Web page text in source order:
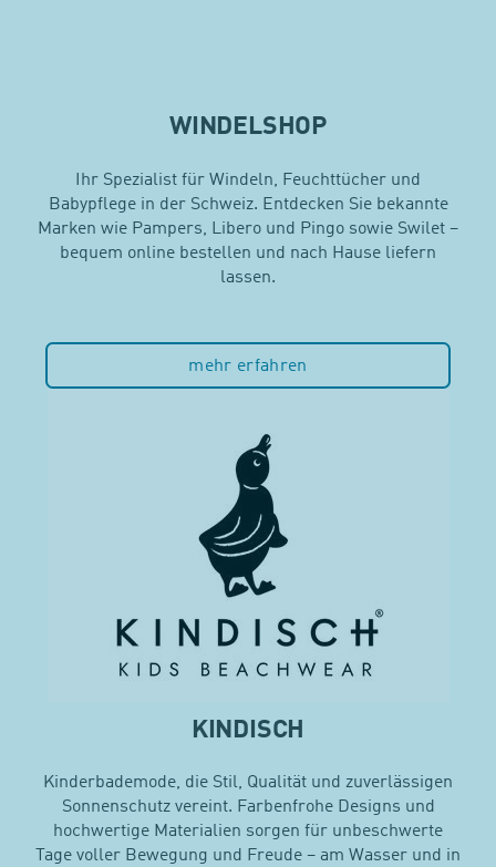
WINDELSHOP
Ihr Spezialist für Windeln, Feuchttücher und
Babypflege in der Schweiz. Entdecken Sie bekannte
Marken wie Pampers, Libero und Pingo sowie Swilet –
bequem online bestellen und nach Hause liefern
lassen.
mehr erfahren
KINDISCH
Kinderbademode, die Stil, Qualität und zuverlässigen
Sonnenschutz vereint. Farbenfrohe Designs und
hochwertige Materialien sorgen für unbeschwerte
Tage voller Bewegung und Freude – am Wasser und in